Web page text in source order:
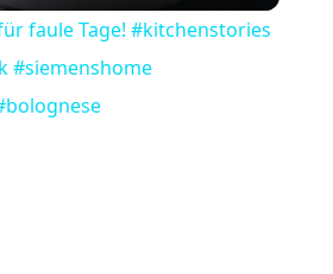
faule Tage! #kitchenstories
#siemenshome